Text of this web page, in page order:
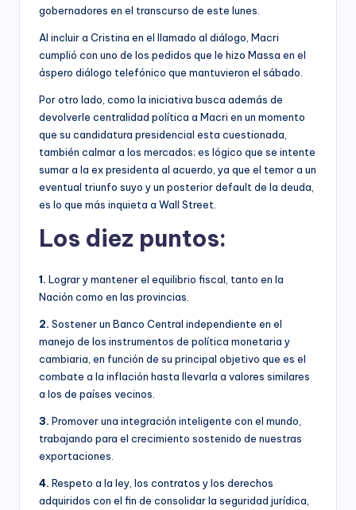
gobernadores en el transcurso de este lunes.
Al incluir a Cristina en el llamado al diálogo, Macri
cumplió con uno de los pedidos que le hizo Massa en el
áspero diálogo telefónico que mantuvieron el sábado.
Por otro lado, como la iniciativa busca además de
devolverle centralidad política a Macri en un momento
que su candidatura presidencial esta cuestionada,
también calmar a los mercados; es lógico que se intente
sumar a la ex presidenta al acuerdo, ya que el temor a un
eventual triunfo suyo y un posterior default de la deuda,
es lo que más inquieta a Wall Street.
Los diez puntos:
1. Lograr y mantener el equilibrio fiscal, tanto en la
Nación como en las provincias.
2. Sostener un Banco Central independiente en el
manejo de los instrumentos de política monetaria y
cambiaria, en función de su principal objetivo que es el
combate a la inflación hasta llevarla a valores similares
a los de países vecinos.
3. Promover una integración inteligente con el mundo,
trabajando para el crecimiento sostenido de nuestras
exportaciones.
4. Respeto a la ley, los contratos y los derechos
adquiridos con el fin de consolidar la seguridad jurídica,